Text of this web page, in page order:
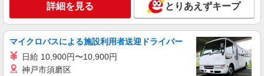
派遣社員
株式会社kotrio /●TC-H-2000853
国立駅｜サ高住のSTAFF★まずはお名前を覚
えることからSTART
時給1600円〜2250円 ＜日払い有/週払い有/交
詳細を見る とりあえずキープ
マイクロバスによる施設利用者送迎ドライバー
日給 10,900円〜10,900円
神戸市須磨区